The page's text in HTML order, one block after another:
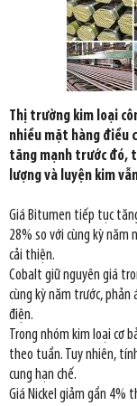
Thị trường kim loại
nhiều mặt hàng điều
tăng mạnh trước đó,
lượng và luyện kim
Giá Bitumen tiếp tục
28% so với cùng kỳ năm
cải thiện.
Cobalt giữ nguyên giá
cùng kỳ năm trước, phản
điện.
Trong nhóm kim loại cơ
theo tuần. Tuy nhiên,
cung hạn chế.
Giá Nickel giảm gần 4%